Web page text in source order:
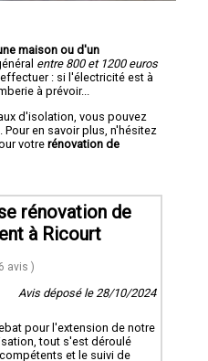
maison ou d'un
entre 800 et 1200 euros
: si l'électricité est à
à prévoir...
d'isolation, vous pouvez
en savoir plus, n'hésitez
votre rénovation de
rénovation de
à Ricourt
avis )
Avis déposé le 28/10/2024
pour l'extension de notre
tout s'est déroulé
et le suivi de